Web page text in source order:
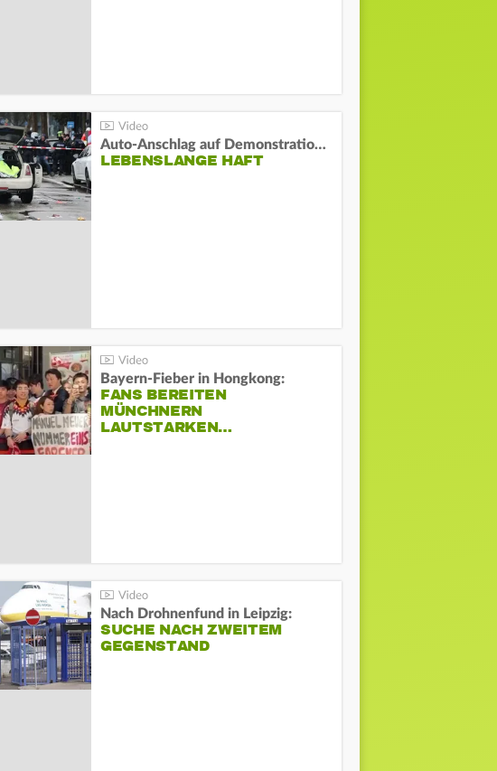
Auto-Anschlag auf Demonstration in München:
LEBENSLANGE HAFT
Bayern-Fieber in Hongkong:
FANS BEREITEN
MÜNCHNERN
LAUTSTARKEN…
Nach Drohnenfund in Leipzig:
SUCHE NACH ZWEITEM
GEGENSTAND